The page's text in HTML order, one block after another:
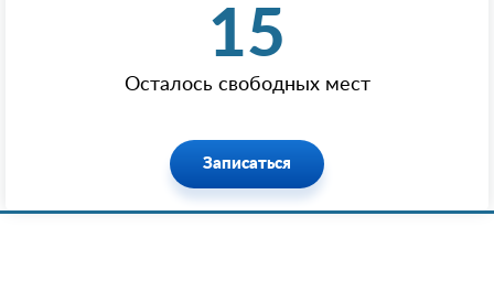
15
Осталось свободных мест
Записаться